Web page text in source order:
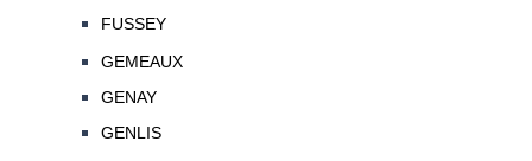
FUSSEY
GEMEAUX
GENAY
GENLIS